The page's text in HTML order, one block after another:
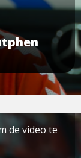
de video te